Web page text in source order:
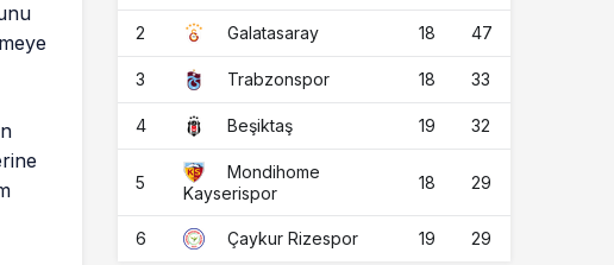
2 Galatasaray 18 47
3 Trabzonspor 18 33
4 Beşiktaş 19 32
5
Mondihome
Kayserispor
18 29
6 Çaykur Rizespor 19 29